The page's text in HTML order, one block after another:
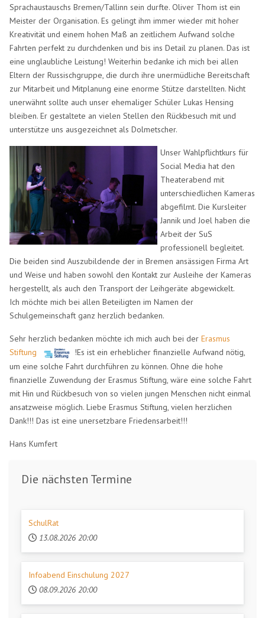
Sprachaustauschs Bremen/Tallinn sein durfte. Oliver Thom ist ein
Meister der Organisation. Es gelingt ihm immer wieder mit hoher
Kreativität und einem hohen Maß an zeitlichem Aufwand solche
Fahrten perfekt zu durchdenken und bis ins Detail zu planen. Das ist
eine unglaubliche Leistung! Weiterhin bedanke ich mich bei allen
Eltern der Russischgruppe, die durch ihre unermüdliche Bereitschaft
zur Mitarbeit und Mitplanung eine enorme Stütze darstellten. Nicht
unerwähnt sollte auch unser ehemaliger Schüler Lukas Hensing
bleiben. Er gestaltete an vielen Stellen den Rückbesuch mit und
unterstütze uns ausgezeichnet als Dolmetscher.
Unser Wahlpflichtkurs für
Social Media hat den
Theaterabend mit
unterschiedlichen Kameras
abgefilmt. Die Kursleiter
Jannik und Joel haben die
Arbeit der SuS
professionell begleitet.
Die beiden sind Auszubildende der in Bremen ansässigen Firma Art
und Weise und haben sowohl den Kontakt zur Ausleihe der Kameras
hergestellt, als auch den Transport der Leihgeräte abgewickelt.
Ich möchte mich bei allen Beteiligten im Namen der
Schulgemeinschaft ganz herzlich bedanken.
Sehr herzlich bedanken möchte ich mich auch bei derErasmus
Stiftung
!Es ist ein erheblicher finanzielle Aufwand nötig,
um eine solche Fahrt durchführen zu können. Ohne die hohe
finanzielle Zuwendung der Erasmus Stiftung, wäre eine solche Fahrt
mit Hin und Rückbesuch von so vielen jungen Menschen nicht einmal
ansatzweise möglich. Liebe Erasmus Stiftung, vielen herzlichen
Dank!!! Das ist eine unersetzbare Friedensarbeit!!!
Hans Kumfert
Die nächsten Termine
SchulRat
13.08.2026 20:00
Infoabend Einschulung 2027
08.09.2026 20:00